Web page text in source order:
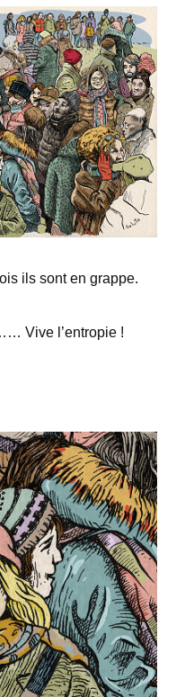
ils sont en grappe.
… Vive l’entropie !